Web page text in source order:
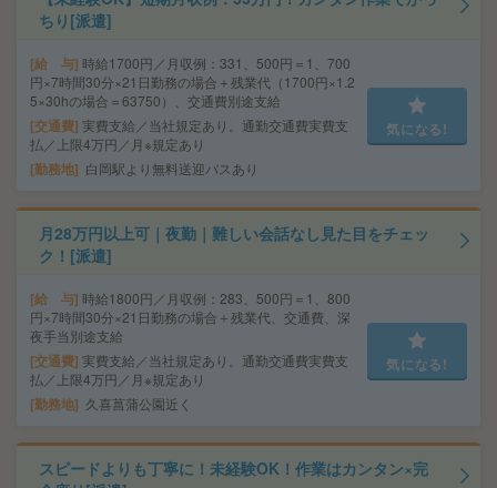
ちり[派遣]
給 与 時給1700円／月収例：331、500円＝1、700
円×7時間30分×21日勤務の場合＋残業代（1700円×1.2
5×30hの場合＝63750）、交通費別途支給
交通費 実費支給／当社規定あり。通勤交通費実費支
払／上限4万円／月※規定あり
勤務地 白岡駅より無料送迎バスあり
気になる!
月28万円以上可｜夜勤｜難しい会話なし見た目をチェッ
ク！[派遣]
給 与 時給1800円／月収例：283、500円＝1、800
円×7時間30分×21日勤務の場合＋残業代、交通費、深
夜手当別途支給
交通費 実費支給／当社規定あり。通勤交通費実費支
払／上限4万円／月※規定あり
勤務地 久喜菖蒲公園近く
気になる!
スピードよりも丁寧に！未経験OK！作業はカンタン×完